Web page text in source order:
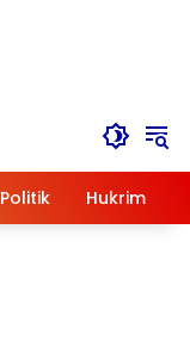
Politik Hukrim